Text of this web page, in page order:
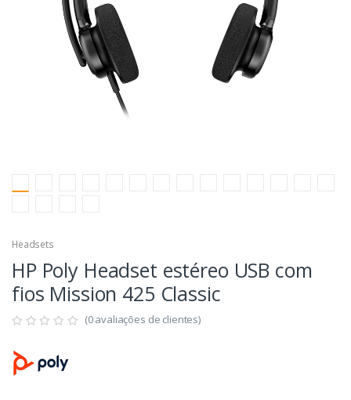
Headsets
HP Poly Headset estéreo USB com
fios Mission 425 Classic
(0 avaliações de clientes)